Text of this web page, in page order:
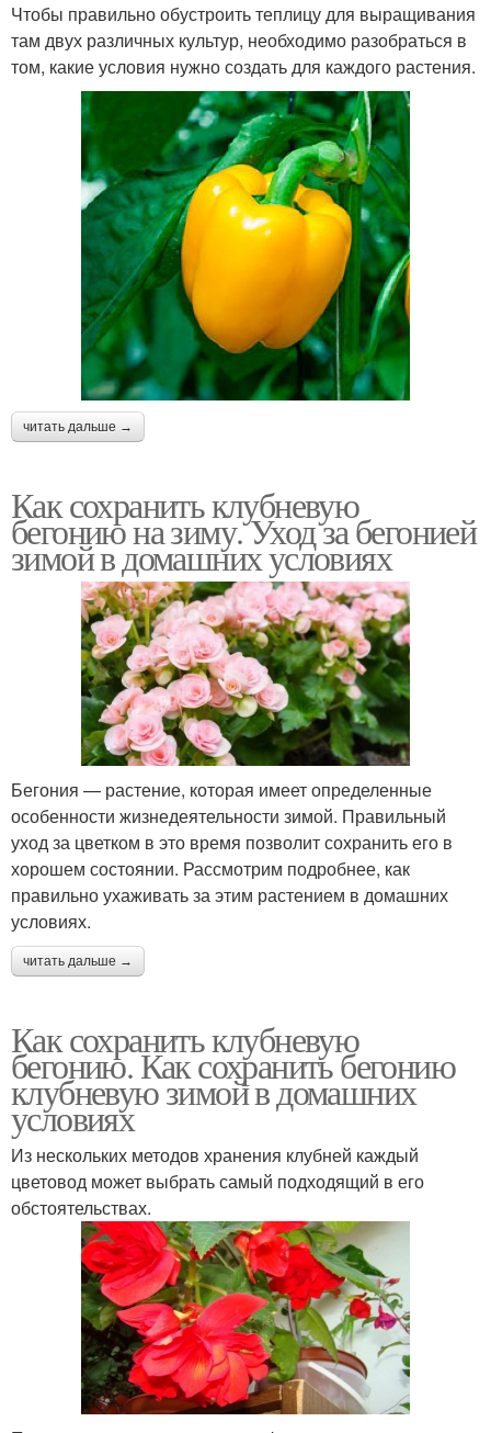
Чтобы правильно обустроить теплицу для выращивания
там двух различных культур, необходимо разобраться в
том, какие условия нужно создать для каждого растения.
читать дальше →
Как сохранить клубневую
бегонию на зиму. Уход за бегонией
зимой в домашних условиях
Бегония — растение, которая имеет определенные
особенности жизнедеятельности зимой. Правильный
уход за цветком в это время позволит сохранить его в
хорошем состоянии. Рассмотрим подробнее, как
правильно ухаживать за этим растением в домашних
условиях.
читать дальше →
Как сохранить клубневую
бегонию. Как сохранить бегонию
клубневую зимой в домашних
условиях
Из нескольких методов хранения клубней каждый
цветовод может выбрать самый подходящий в его
обстоятельствах.